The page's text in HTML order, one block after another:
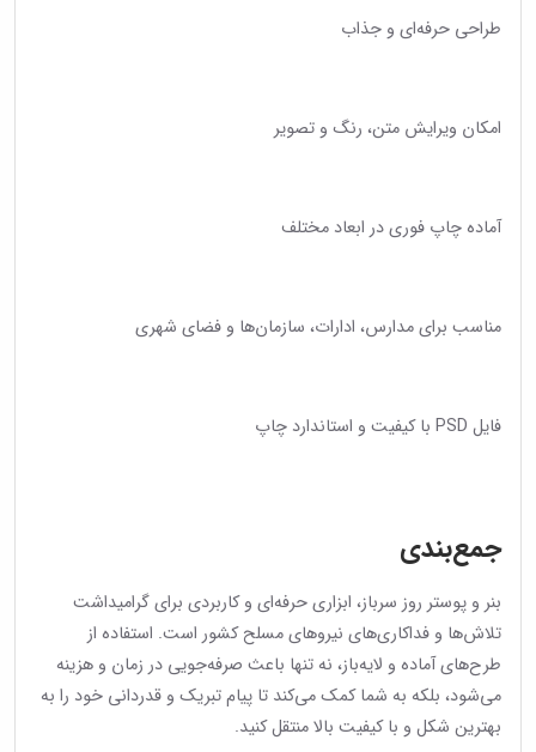
طراحی حرفه‌ای و جذاب
امکان ویرایش متن، رنگ و تصویر
آماده چاپ فوری در ابعاد مختلف
مناسب برای مدارس، ادارات، سازمان‌ها و فضای شهری
فایل PSD با کیفیت و استاندارد چاپ
جمع‌بندی
بنر و پوستر روز سرباز، ابزاری حرفه‌ای و کاربردی برای گرامیداشت
تلاش‌ها و فداکاری‌های نیروهای مسلح کشور است. استفاده از
طرح‌های آماده و لایه‌باز، نه تنها باعث صرفه‌جویی در زمان و هزینه
می‌شود، بلکه به شما کمک می‌کند تا پیام تبریک و قدردانی خود را به
بهترین شکل و با کیفیت بالا منتقل کنید.